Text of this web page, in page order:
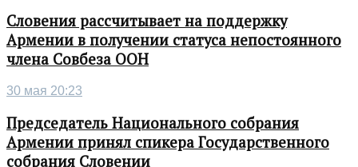
Словения рассчитывает на поддержку
Армении в получении статуса непостоянного
члена Совбеза ООН
30 мая 20:23
Председатель Национального собрания
Армении принял спикера Государственного
собрания Словении